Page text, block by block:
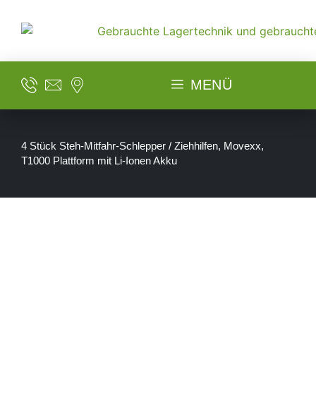
MENÜ
4 Stück Steh-Mitfahr-Schlepper / Ziehhilfen, Movexx,
T1000 Plattform mit Li-Ionen Akku